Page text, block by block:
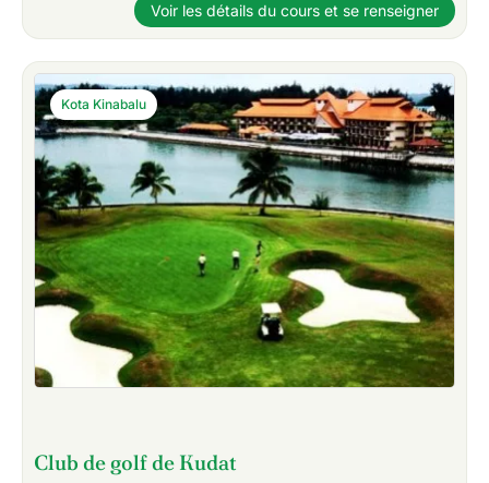
Voir les détails du cours et se renseigner
Club de golf de Kudat
Kota Kinabalu